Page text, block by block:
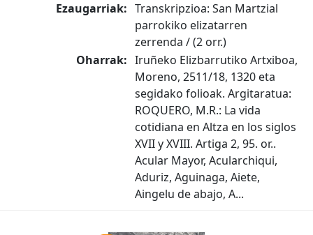
Ezaugarriak: Transkripzioa: San Martzial
parrokiko elizatarren
zerrenda / (2 orr.)
Oharrak: Iruñeko Elizbarrutiko Artxiboa,
Moreno, 2511/18, 1320 eta
segidako folioak. Argitaratua:
ROQUERO, M.R.: La vida
cotidiana en Altza en los siglos
XVII y XVIII. Artiga 2, 95. or..
Acular Mayor, Acularchiqui,
Aduriz, Aguinaga, Aiete,
Aingelu de abajo, A...